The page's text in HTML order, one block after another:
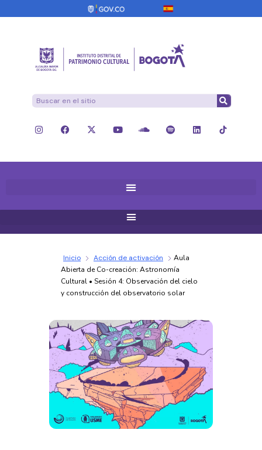
Inicio Acción de activación
Aula
Abierta de Co-creación: Astronomía
Cultural • Sesión 4: Observación del cielo
y construcción del observatorio solar